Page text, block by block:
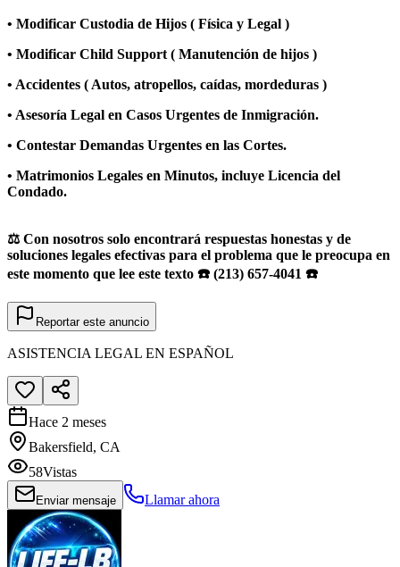
• Modificar Custodia de Hijos ( Física y Legal )
• Modificar Child Support ( Manutención de hijos )
• Accidentes ( Autos, atropellos, caídas, mordeduras )
• Asesoría Legal en Casos Urgentes de Inmigración.
• Contestar Demandas Urgentes en las Cortes.
• Matrimonios Legales en Minutos, incluye Licencia del
Condado.
⚖️ Con nosotros solo encontrará respuestas honestas y de
soluciones legales efectivas para el problema que le preocupa en
este momento que lee este texto ☎️ (213) 657-4041 ☎️
Reportar este anuncio
ASISTENCIA LEGAL EN ESPAÑOL
Hace 2 meses
Bakersfield, CA
58Vistas
Enviar mensaje Llamar ahora